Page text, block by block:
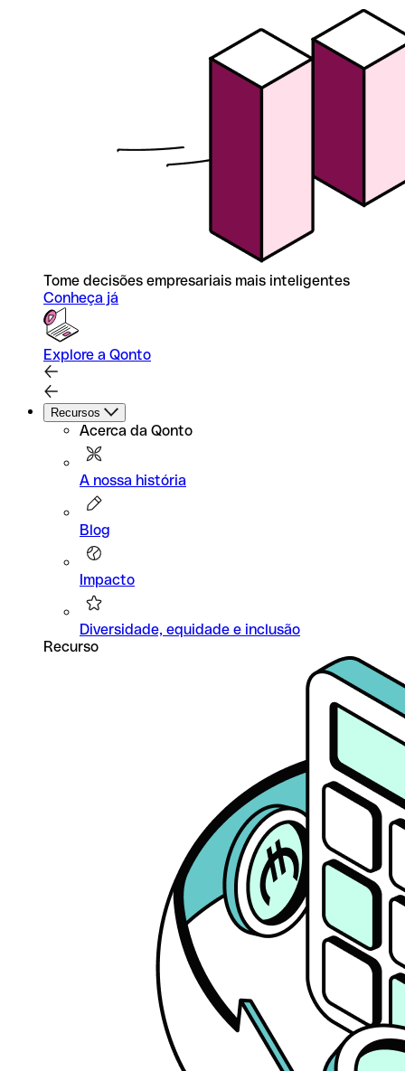
Tome decisões empresariais mais inteligentes
Conheça já
Explore a Qonto
Recursos
Acerca da Qonto
A nossa história
Blog
Impacto
Diversidade, equidade e inclusão
Recurso